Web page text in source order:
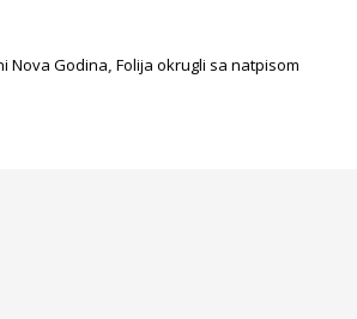
Nova Godina, Folija okrugli sa natpisom